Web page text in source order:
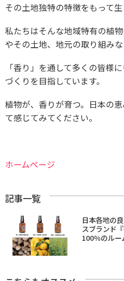
その土地独特の特徴をもって生
私たちはそんな地域特有の植
やその土地、地元の取り組みな
「香り」を通して多くの皆様
づくりを目指しています。
植物が、香りが育つ。日本の
て感じてみてください。
ホームページ
記事一覧
日本各地の
スブランド
100%のルー